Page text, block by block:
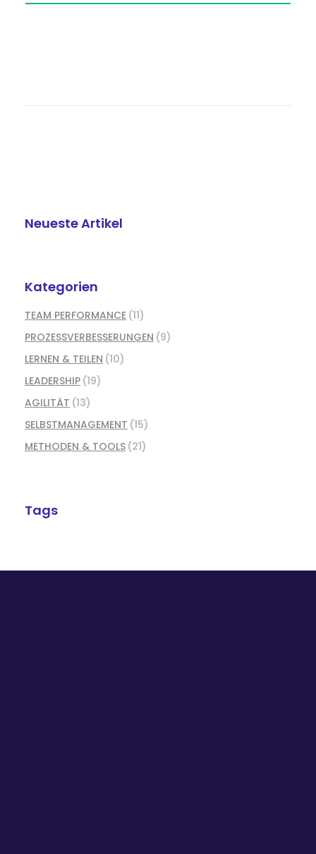
Neueste Artikel
Kategorien
TEAM PERFORMANCE (11)
PROZESSVERBESSERUNGEN (9)
LERNEN & TEILEN (10)
LEADERSHIP (19)
AGILITÄT (13)
SELBSTMANAGEMENT (15)
METHODEN & TOOLS (21)
Tags